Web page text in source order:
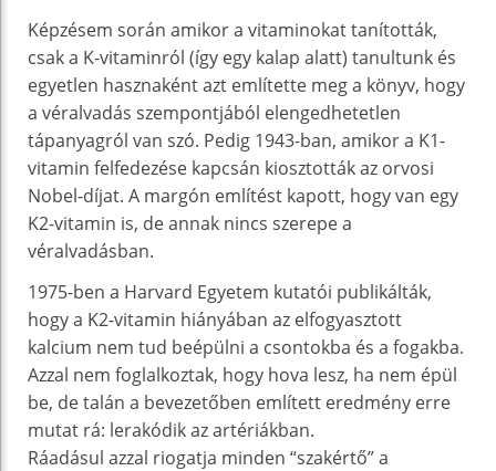
Képzésem során amikor a vitaminokat tanították,
csak a K-vitaminról (így egy kalap alatt) tanultunk és
egyetlen hasznaként azt említette meg a könyv, hogy
a véralvadás szempontjából elengedhetetlen
tápanyagról van szó. Pedig 1943-ban, amikor a K1-
vitamin felfedezése kapcsán kiosztották az orvosi
Nobel-díjat. A margón említést kapott, hogy van egy
K2-vitamin is, de annak nincs szerepe a
véralvadásban.
1975-ben a Harvard Egyetem kutatói publikálták,
hogy a K2-vitamin hiányában az elfogyasztott
kalcium nem tud beépülni a csontokba és a fogakba.
Azzal nem foglalkoztak, hogy hova lesz, ha nem épül
be, de talán a bevezetőben említett eredmény erre
mutat rá: lerakódik az artériákban.
Ráadásul azzal riogatja minden “szakértő” a